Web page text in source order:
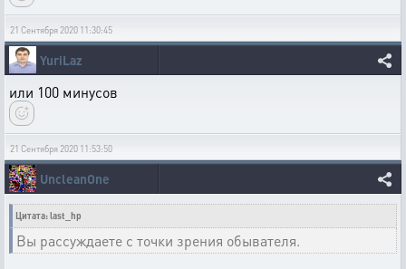
21 Сентября 2020 11:30:45
YuriLaz
или 100 минусов
21 Сентября 2020 11:53:50
UncleanOne
Цитата: last_hp
Вы рассуждаете с точки зрения обывателя.